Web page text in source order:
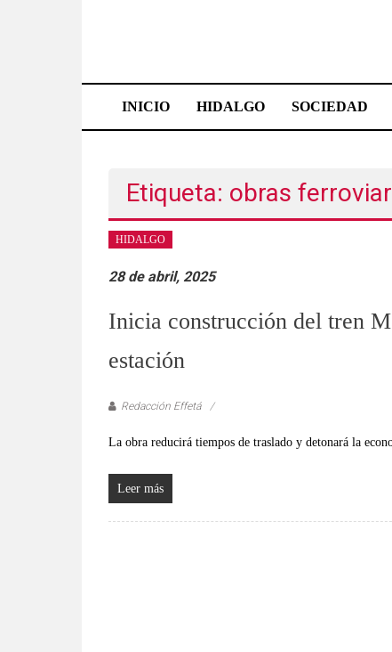
El
de
Hidalgo
Las
más
del
verificadas
al
así
INICIO HIDALGO SOCIEDAD
Etiqueta: obras
HIDALGO
28 de abril, 2025
Inicia construcción del tren
estación
Redacción Effetá
La obra reducirá tiempos de traslado y detonará la
Leer más